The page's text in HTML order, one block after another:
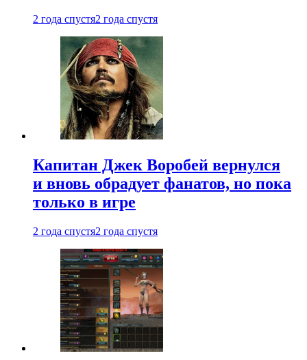
2 года спустя2 года спустя
Капитан Джек Воробей вернулся
и вновь обрадует фанатов, но пока
только в игре
2 года спустя2 года спустя